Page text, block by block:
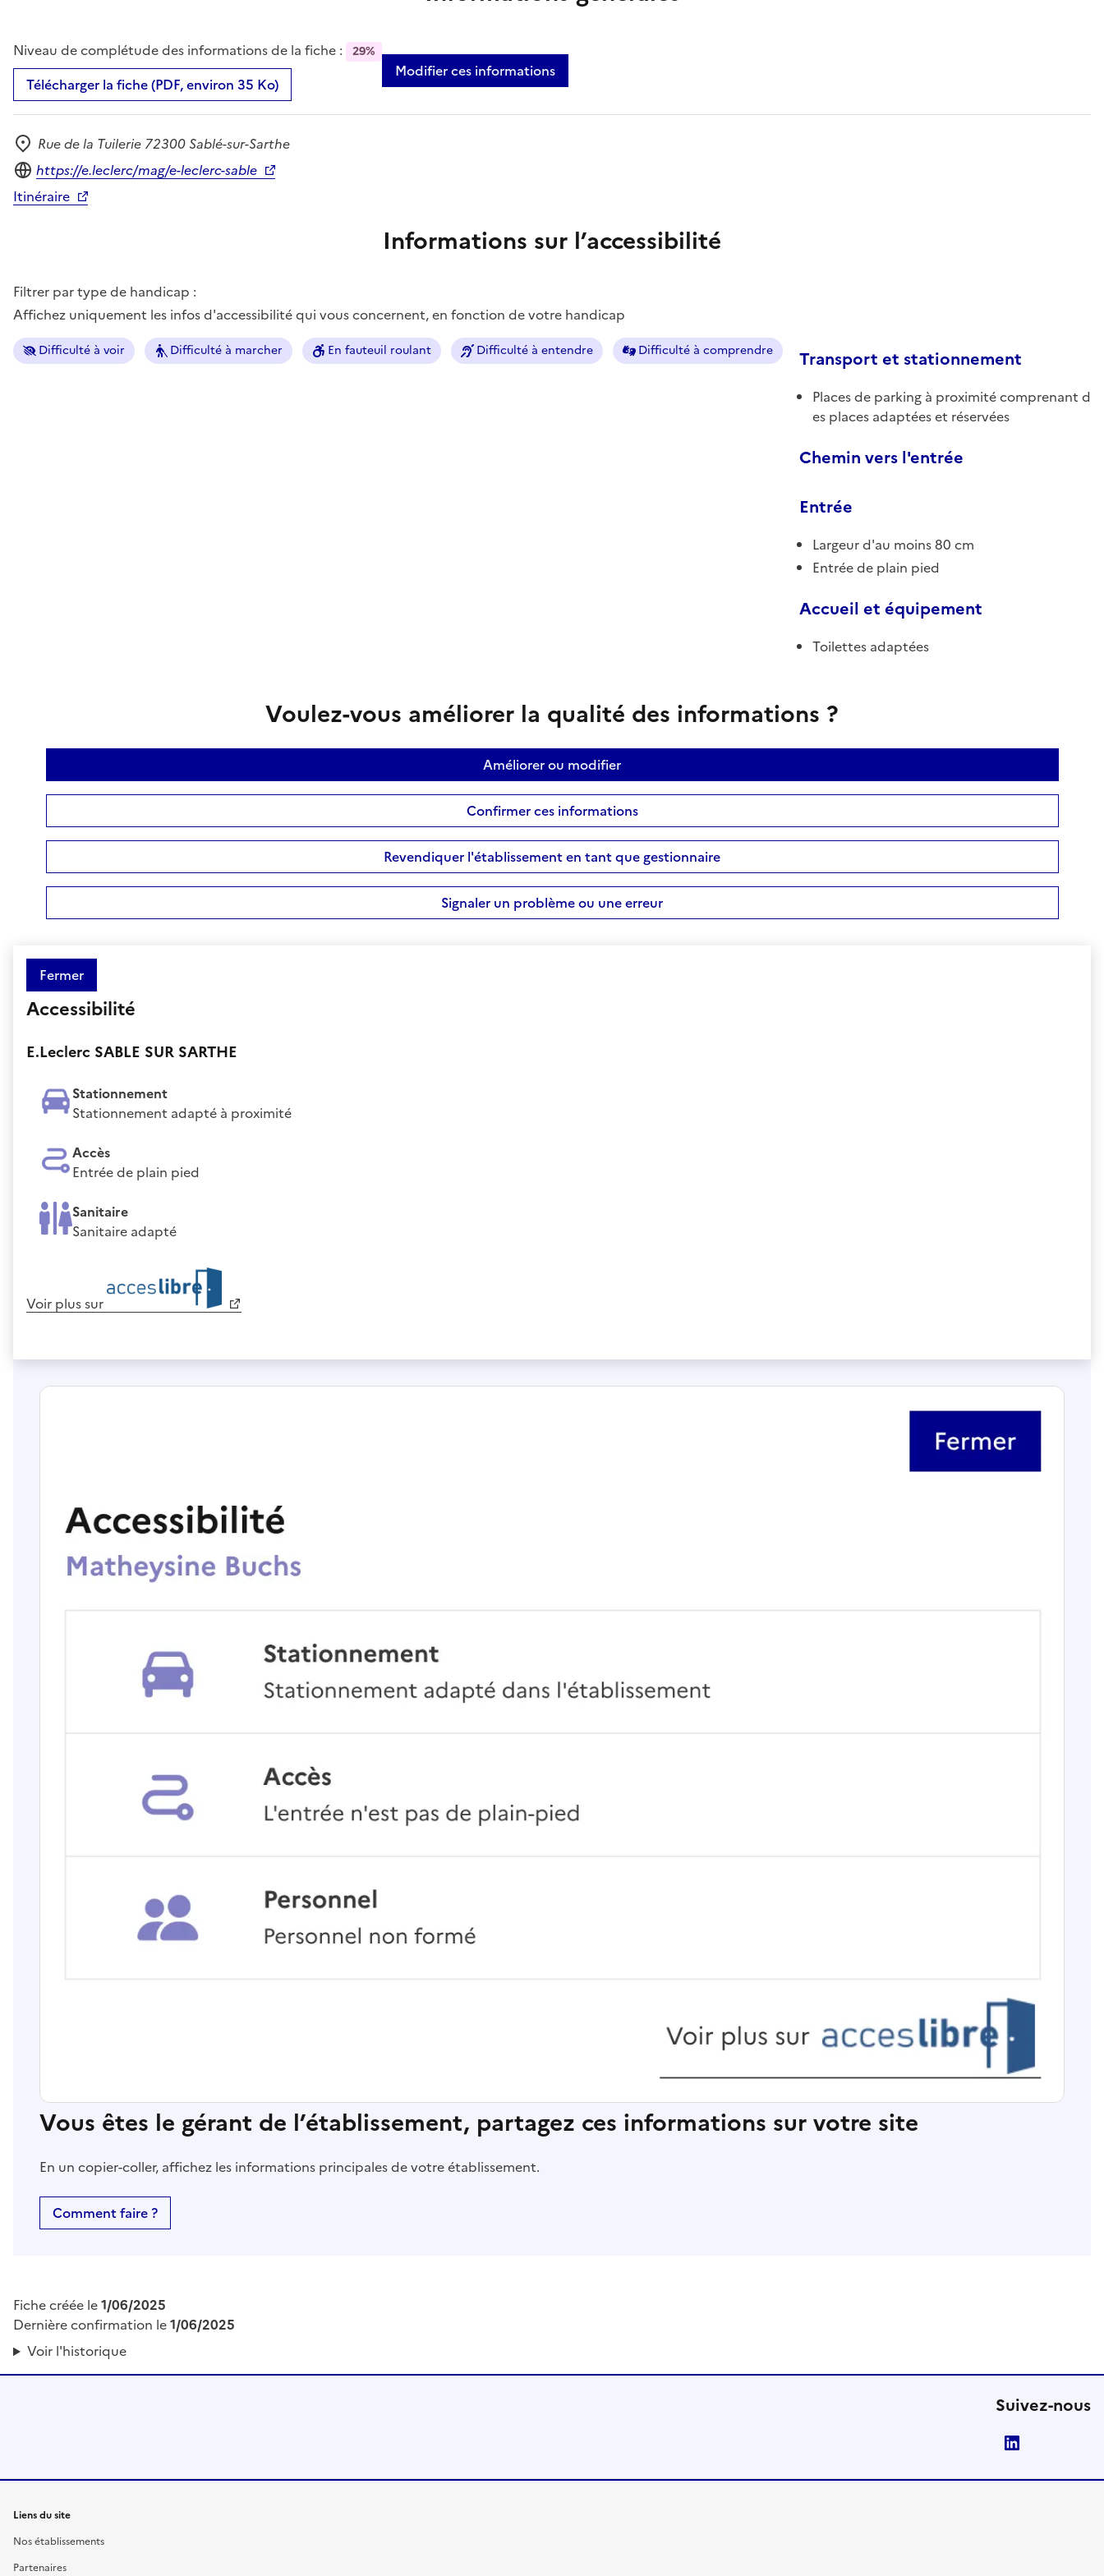
Niveau de complétude des informations de la fiche : 29%
Télécharger la fiche (PDF, environ 35 Ko)
Modifier ces informations
Adresse
Rue de la Tuilerie 72300 Sablé-sur-Sarthe
Site internet
https://e.leclerc/mag/e-leclerc-sable
Itinéraire
Informations sur l’accessibilité
Filtrer par type de handicap :
Affichez uniquement les infos d'accessibilité qui vous concernent, en fonction de votre handicap
Difficulté à voir Difficulté à marcher En fauteuil roulant Difficulté à entendre Difficulté à comprendre Transport et stationnement
Places de parking à proximité comprenant d
es places adaptées et réservées
Chemin vers l'entrée
Entrée
Largeur d'au moins 80 cm
Entrée de plain pied
Accueil et équipement
Toilettes adaptées
Voulez-vous améliorer la qualité des informations ?
Améliorer ou modifier
Confirmer ces informations
Revendiquer l'établissement en tant que gestionnaire
Signaler un problème ou une erreur
Fermer
Accessibilité
E.Leclerc SABLE SUR SARTHE
Stationnement
Stationnement adapté à proximité
Accès
Entrée de plain pied
Sanitaire
Sanitaire adapté
Voir plus sur
Vous êtes le gérant de l’établissement, partagez ces informations sur votre site
En un copier-coller, affichez les informations principales de votre établissement.
Comment faire ?
Fiche créée le1/06/2025
Dernière confirmation le1/06/2025
Voir l'historique
Suivez-nous
Liens du site
Nos établissements
Partenaires